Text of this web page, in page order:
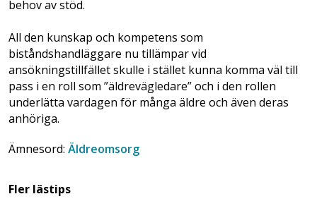
behov av stöd.
All den kunskap och kompetens som
biståndshandläggare nu tillämpar vid
ansökningstillfället skulle i stället kunna komma väl till
pass i en roll som ”äldrevägledare” och i den rollen
underlätta vardagen för många äldre och även deras
anhöriga.
Ämnesord: Äldreomsorg
Fler lästips